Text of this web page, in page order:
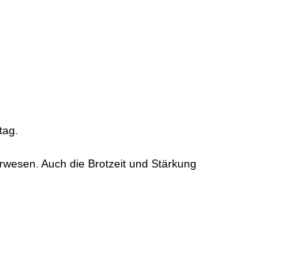
Auch die Brotzeit und Stärkung